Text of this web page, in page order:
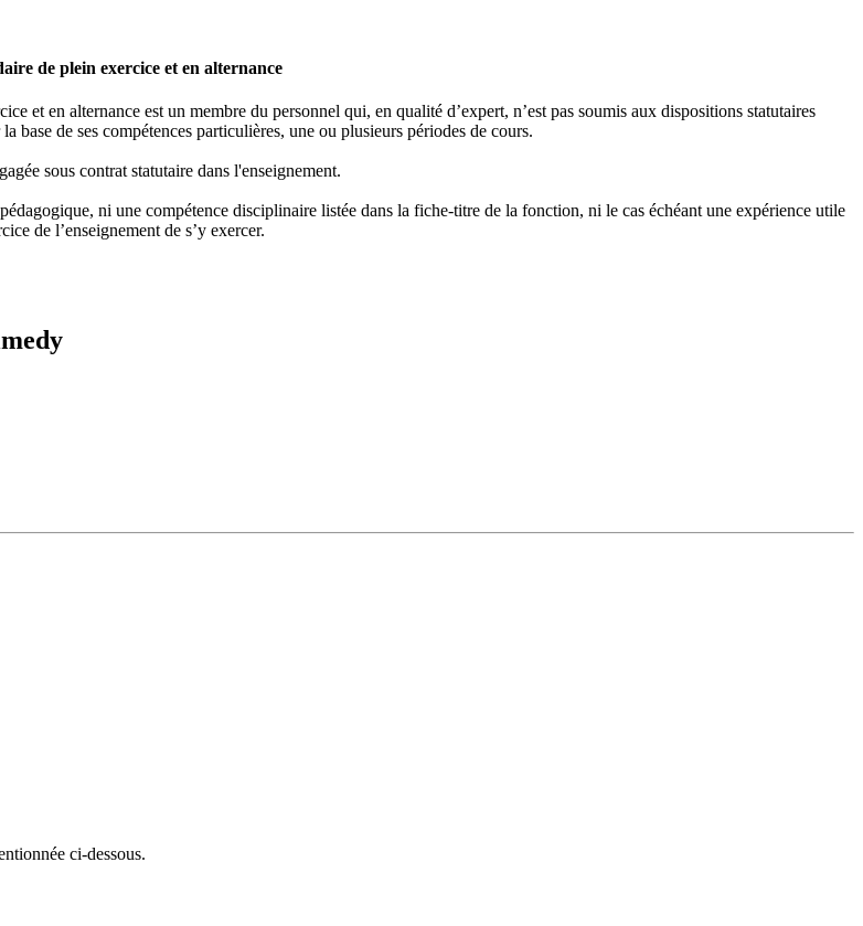
de plein exercice et en alternance
et en alternance est un membre du personnel qui, en qualité d’expert, n’est pas soumis aux dispositions statutaires
base de ses compétences particulières, une ou plusieurs périodes de cours.
sous contrat statutaire dans l'enseignement.
ni une compétence disciplinaire listée dans la fiche-titre de la fonction, ni le cas échéant une expérience utile
de l’enseignement de s’y exercer.
ci-dessous.